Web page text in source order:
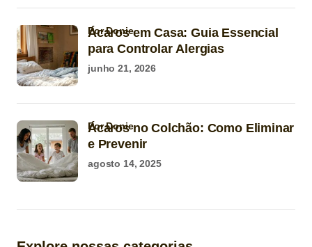
Ácaros em Casa: Guia Essencial
para Controlar Alergias
por Donie
junho 21, 2026
Ácaros no Colchão: Como Eliminar
e Prevenir
por Donie
agosto 14, 2025